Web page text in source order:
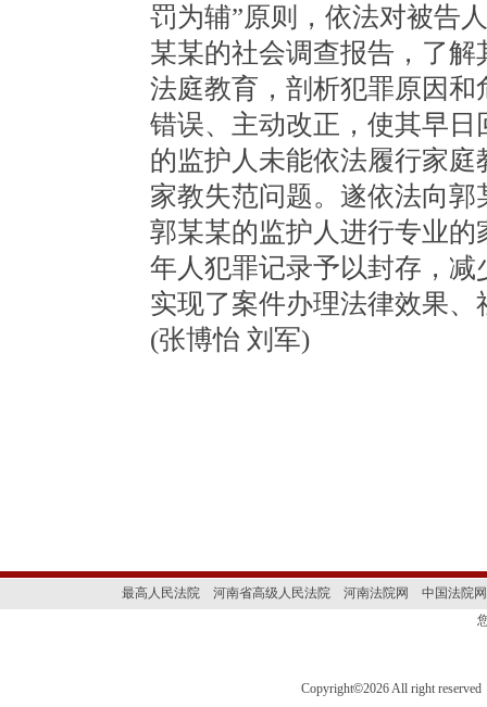
罚为辅”原则，依法对被告
某某的社会调查报告，了
法庭教育，剖析犯罪原因
错误、主动改正，使其早
的监护人未能依法履行家
家教失范问题。遂依法向
郭某某的监护人进行专业
年人犯罪记录予以封存，
实现了案件办理法律效果
(张博怡 刘军)
最高人民法院 河南省高级人民法院 河南法院网
中国法院网
Copyright©2026 All right